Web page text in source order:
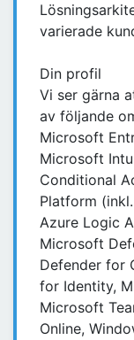
varierade
Din profil
Vi ser gärna
av följande
Microsoft
Microsoft
Conditional
Platform
Azure Logic
Microsoft
Defender for
for Identity,
Microsoft
Online,